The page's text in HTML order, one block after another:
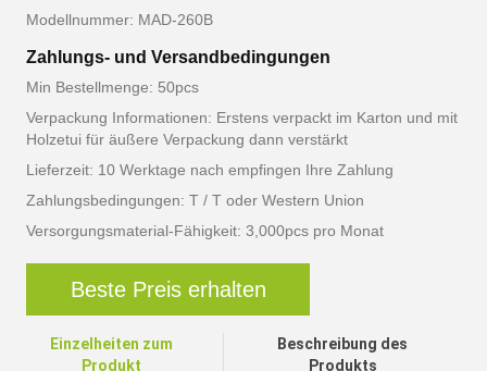
Modellnummer: MAD-260B
Zahlungs- und Versandbedingungen
Min Bestellmenge: 50pcs
Verpackung Informationen: Erstens verpackt im Karton und mit
Holzetui für äußere Verpackung dann verstärkt
Lieferzeit: 10 Werktage nach empfingen Ihre Zahlung
Zahlungsbedingungen: T / T oder Western Union
Versorgungsmaterial-Fähigkeit: 3,000pcs pro Monat
Beste Preis erhalten
Einzelheiten zum
Produkt
Beschreibung des
Produkts